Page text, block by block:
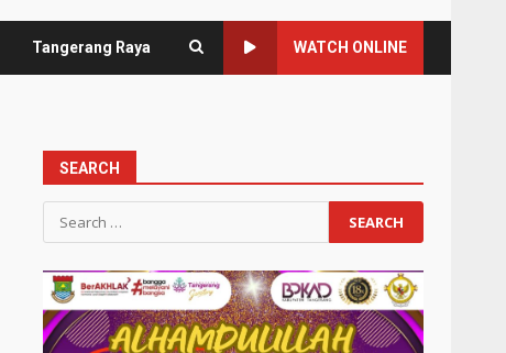
Tangerang Raya WATCH ONLINE
SEARCH
Search
for: